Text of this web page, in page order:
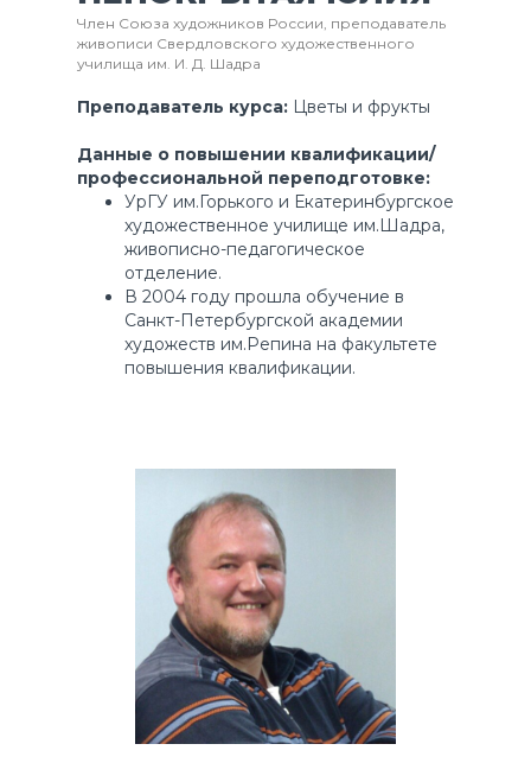
Член Союза художников России, преподаватель
живописи Свердловского художественного
училища им. И. Д. Шадра
Преподаватель курса: Цветы и фрукты
Данные о повышении квалификации/
профессиональной переподготовке:
УрГУ им.Горького и Екатеринбургское
художественное училище им.Шадра,
живописно-педагогическое
отделение.
В 2004 году прошла обучение в
Санкт-Петербургской академии
художеств им.Репина на факультете
повышения квалификации.